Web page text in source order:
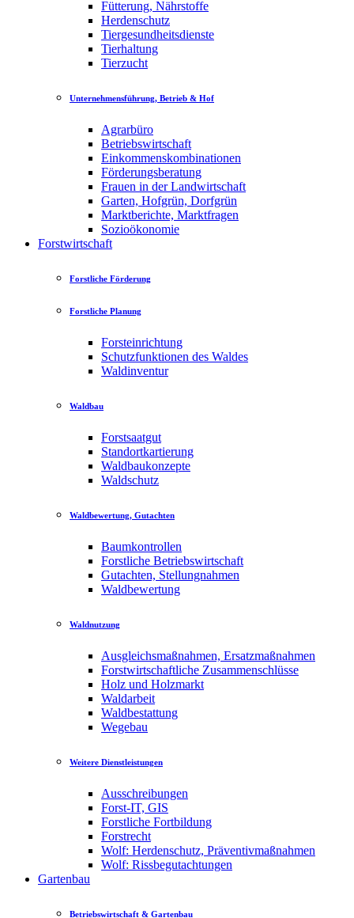
Fütterung, Nährstoffe
Herdenschutz
Tiergesundheitsdienste
Tierhaltung
Tierzucht
Unternehmensführung, Betrieb & Hof
Agrarbüro
Betriebswirtschaft
Einkommenskombinationen
Förderungsberatung
Frauen in der Landwirtschaft
Garten, Hofgrün, Dorfgrün
Marktberichte, Marktfragen
Sozioökonomie
Forstwirtschaft
Forstliche Förderung
Forstliche Planung
Forsteinrichtung
Schutzfunktionen des Waldes
Waldinventur
Waldbau
Forstsaatgut
Standortkartierung
Waldbaukonzepte
Waldschutz
Waldbewertung, Gutachten
Baumkontrollen
Forstliche Betriebswirtschaft
Gutachten, Stellungnahmen
Waldbewertung
Waldnutzung
Ausgleichsmaßnahmen, Ersatzmaßnahmen
Forstwirtschaftliche Zusammenschlüsse
Holz und Holzmarkt
Waldarbeit
Waldbestattung
Wegebau
Weitere Dienstleistungen
Ausschreibungen
Forst-IT, GIS
Forstliche Fortbildung
Forstrecht
Wolf: Herdenschutz, Präventivmaßnahmen
Wolf: Rissbegutachtungen
Gartenbau
Betriebswirtschaft & Gartenbau